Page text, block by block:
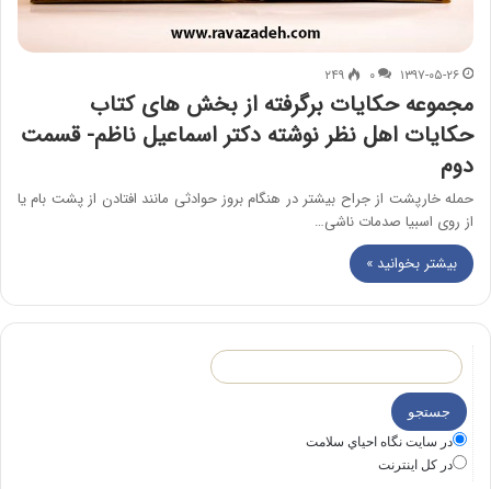
۱۳۹۷-۰۵-۲۶ ۰ ۲۴۹
مجموعه حکایات برگرفته از بخش های کتاب
حکایات اهل نظر نوشته دکتر اسماعیل ناظم- قسمت
دوم
حمله خارپشت از جراح بیشتر در هنگام بروز حوادثی مانند افتادن از پشت بام یا
از روی اسبیا صدمات ناشی…
بیشتر بخوانید »
در سايت نگاه احياي سلامت
در كل اينترنت